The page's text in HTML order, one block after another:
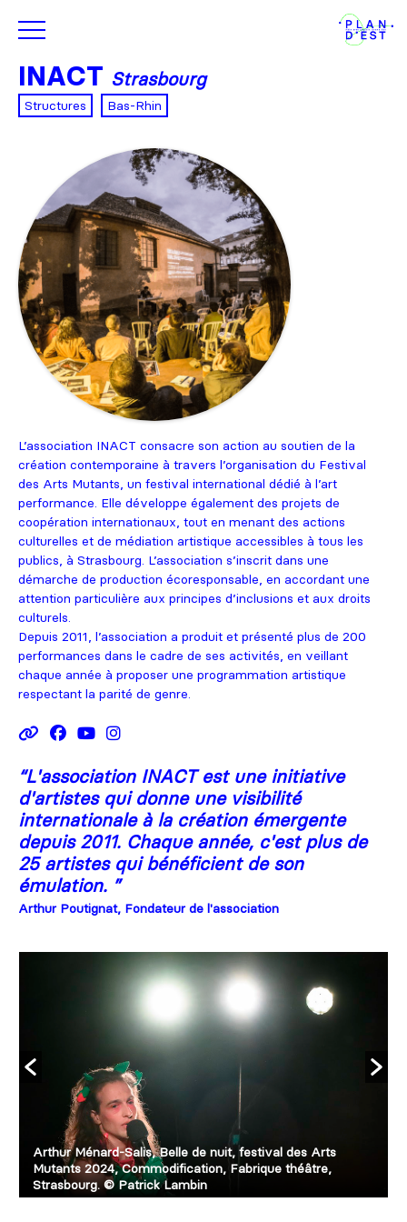
INACT Strasbourg
Structures Bas-Rhin
L’association INACT consacre son action au soutien de la
création contemporaine à travers l’organisation du Festival
des Arts Mutants, un festival international dédié à l’art
performance. Elle développe également des projets de
coopération internationaux, tout en menant des actions
culturelles et de médiation artistique accessibles à tous les
publics, à Strasbourg. L’association s’inscrit dans une
démarche de production écoresponsable, en accordant une
attention particulière aux principes d’inclusions et aux droits
culturels.
Depuis 2011, l’association a produit et présenté plus de 200
performances dans le cadre de ses activités, en veillant
chaque année à proposer une programmation artistique
respectant la parité de genre.
“L'association INACT est une initiative
d'artistes qui donne une visibilité
internationale à la création émergente
depuis 2011. Chaque année, c'est plus de
25 artistes qui bénéficient de son
émulation. ”
Arthur Poutignat, Fondateur de l'association
Arthur Ménard-Salis, Belle de nuit, festival des Arts
Mutants 2024, Commodification, Fabrique théâtre,
Strasbourg. © Patrick Lambin